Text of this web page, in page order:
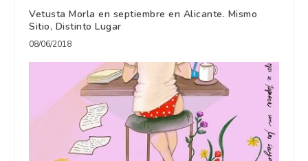
Vetusta Morla en septiembre en Alicante. Mismo
Sitio, Distinto Lugar
08/06/2018